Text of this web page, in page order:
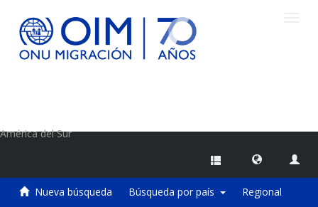
América del Sur
Nueva búsqueda Búsqueda por país Regional